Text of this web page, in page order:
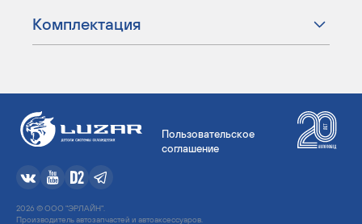
Комплектация
Пользовательское
соглашение
2026 © ООО "ЭРЛАЙН".
Производитель автозапчастей и автоаксессуаров.